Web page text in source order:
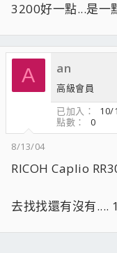
3200好一點...是一
A an
高級會員
已加入
10/
點數
0
8/13/04
RICOH Caplio
去找找還有沒有....